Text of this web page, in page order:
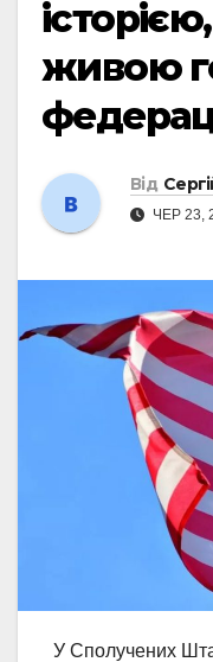
живою
Від
ЧЕР 23,
У Сполучених